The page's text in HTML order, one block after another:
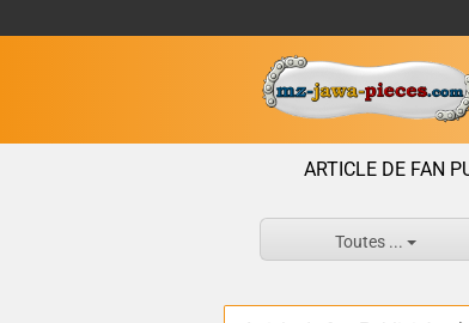
ARTICLE DE FAN
Toutes ...